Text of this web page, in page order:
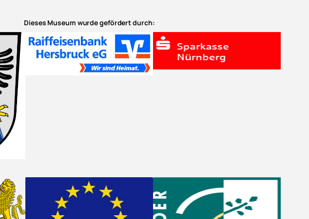
Dieses Museum wurde gefördert durch: